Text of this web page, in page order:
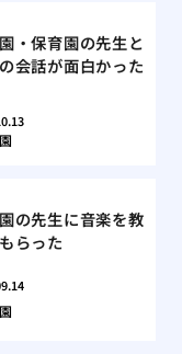
・保育園の先生と
会話が面白かった
の先生に音楽を教
らった